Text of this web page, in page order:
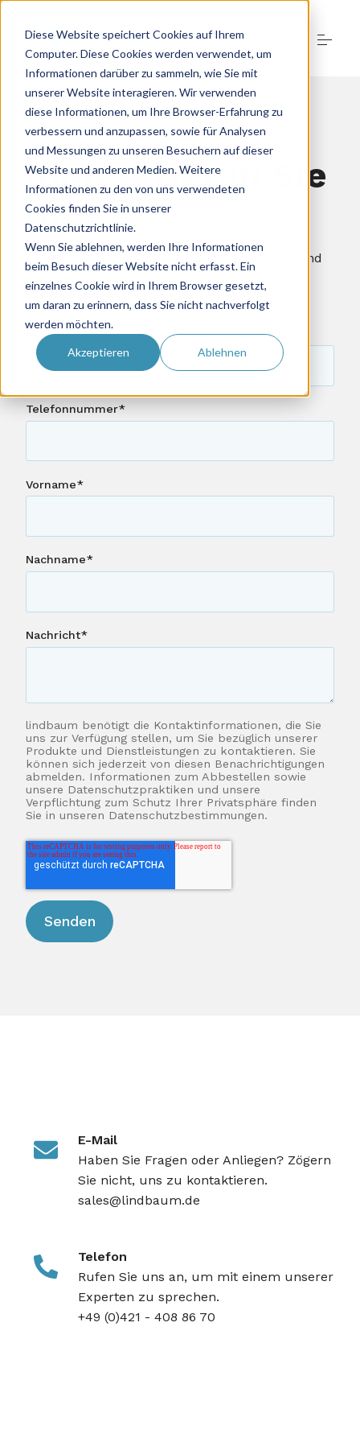
Diese Website speichert Cookies auf Ihrem
Computer. Diese Cookies werden verwendet, um
Informationen darüber zu sammeln, wie Sie mit
unserer Website interagieren. Wir verwenden
diese Informationen, um Ihre Browser-Erfahrung zu
verbessern und anzupassen, sowie für Analysen
und Messungen zu unseren Besuchern auf dieser
Website und anderen Medien. Weitere
Informationen zu den von uns verwendeten
Cookies finden Sie in unserer
Datenschutzrichtlinie.
Wenn Sie ablehnen, werden Ihre Informationen
beim Besuch dieser Website nicht erfasst. Ein
einzelnes Cookie wird in Ihrem Browser gesetzt,
um daran zu erinnern, dass Sie nicht nachverfolgt
werden möchten.
Akzeptieren Ablehnen
Skip
content
+49 (0) 421 - 40 88 67 0
E-Commerce-Lösungen
Google Ads
Recruiting
Kunden
Kontakt
Kontaktieren Sie
uns
Wir freuen uns darauf, von Ihnen zu hören und
E-Mail*
Telefonnummer*
Vorname*
Nachname*
Nachricht*
lindbaum benötigt die Kontaktinformationen, die Sie
uns zur Verfügung stellen, um Sie bezüglich unserer
Produkte und Dienstleistungen zu kontaktieren. Sie
können sich jederzeit von diesen Benachrichtigungen
abmelden. Informationen zum Abbestellen sowie
unsere Datenschutzpraktiken und unsere
Verpflichtung zum Schutz Ihrer Privatsphäre finden
Sie in unseren Datenschutzbestimmungen.
E-Mail
Haben Sie Fragen oder Anliegen? Zögern
Sie nicht, uns zu kontaktieren.
sales@lindbaum.de
Telefon
Rufen Sie uns an, um mit einem unserer
Experten zu sprechen.
+49 (0)421 - 408 86 70